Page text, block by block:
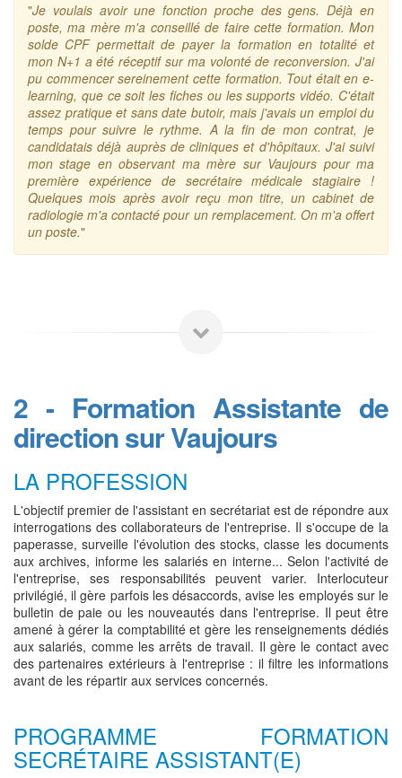
"Je voulais avoir une fonction proche des gens. Déjà en
poste, ma mère m'a conseillé de faire cette formation. Mon
solde CPF permettait de payer la formation en totalité et
mon N+1 a été réceptif sur ma volonté de reconversion. J'ai
pu commencer sereinement cette formation. Tout était en e-
learning, que ce soit les fiches ou les supports vidéo. C'était
assez pratique et sans date butoir, mais j'avais un emploi du
temps pour suivre le rythme. A la fin de mon contrat, je
candidatais déjà auprès de cliniques et d'hôpitaux. J'ai suivi
mon stage en observant ma mère sur Vaujours pour ma
première expérience de secrétaire médicale stagiaire !
Quelques mois après avoir reçu mon titre, un cabinet de
radiologie m'a contacté pour un remplacement. On m'a offert
un poste."
2 - Formation Assistante de
direction sur Vaujours
LA PROFESSION
L'objectif premier de l'assistant en secrétariat est de répondre aux
interrogations des collaborateurs de l'entreprise. Il s'occupe de la
paperasse, surveille l'évolution des stocks, classe les documents
aux archives, informe les salariés en interne... Selon l'activité de
l'entreprise, ses responsabilités peuvent varier. Interlocuteur
privilégié, il gère parfois les désaccords, avise les employés sur le
bulletin de paie ou les nouveautés dans l'entreprise. Il peut être
amené à gérer la comptabilité et gère les renseignements dédiés
aux salariés, comme les arrêts de travail. Il gère le contact avec
des partenaires extérieurs à l'entreprise : il filtre les informations
avant de les répartir aux services concernés.
PROGRAMME FORMATION
SECRÉTAIRE ASSISTANT(E)